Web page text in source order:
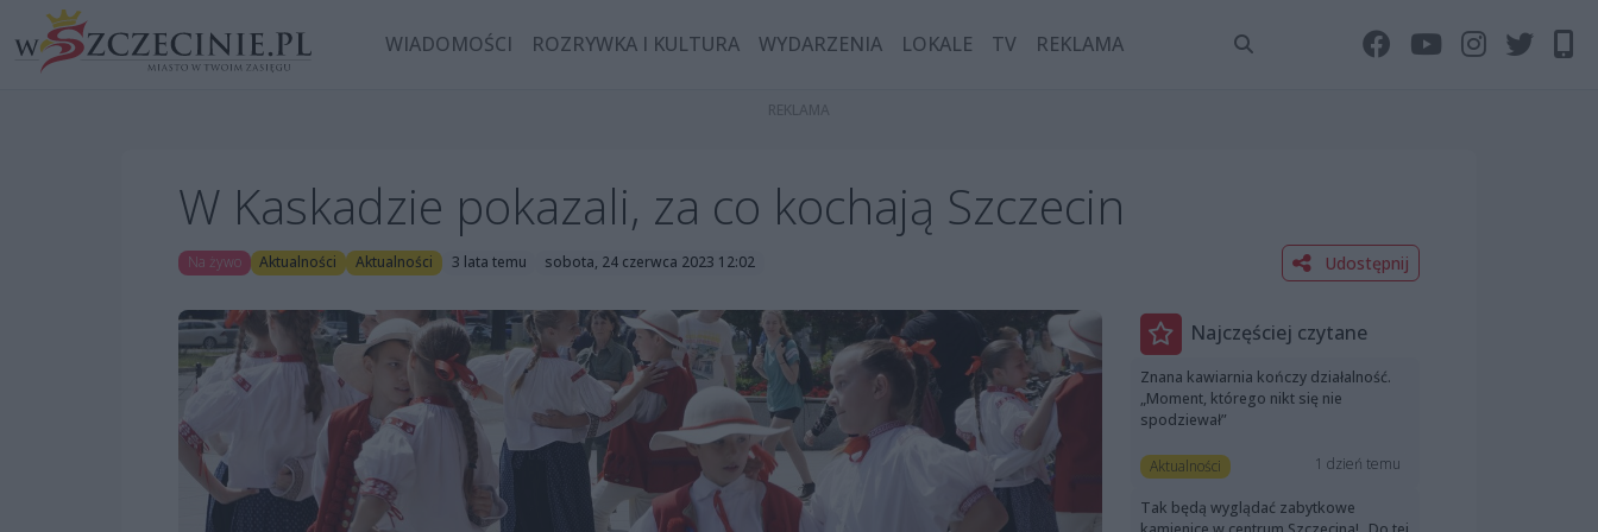
WIADOMOŚCI ROZRYWKA I KULTURA WYDARZENIA LOKALE TV REKLAMA
W Kaskadzie pokazali, za co kochają Szczecin
Na żywo Aktualności Aktualności 3 lata temu sobota, 24 czerwca 2023 12:02 Udostępnij
Najczęściej czytane
Znana kawiarnia kończy działalność.
„Moment, którego nikt się nie
spodziewał”
Aktualności 1 dzień temu
Tak będą wyglądać zabytkowe